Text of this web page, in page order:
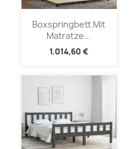
Boxspringbett Mit
Matratze...
1.014,60 €